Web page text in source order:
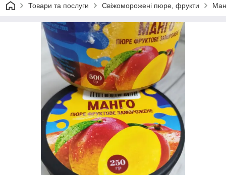
Товари та послуги Свіжоморожені пюре, фрукти